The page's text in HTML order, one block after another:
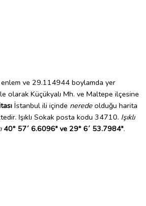
ve 29.114944 boylamda yer
olarak Küçükyalı Mh. ve Maltepe ilçesine
İstanbul ili içinde nerede olduğu harita
Işıklı Sokak posta kodu 34710. Işıklı
40° 57´ 6.6096" ve 29° 6´ 53.7984".